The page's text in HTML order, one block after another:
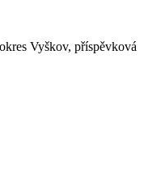
Vyškov, příspěvková